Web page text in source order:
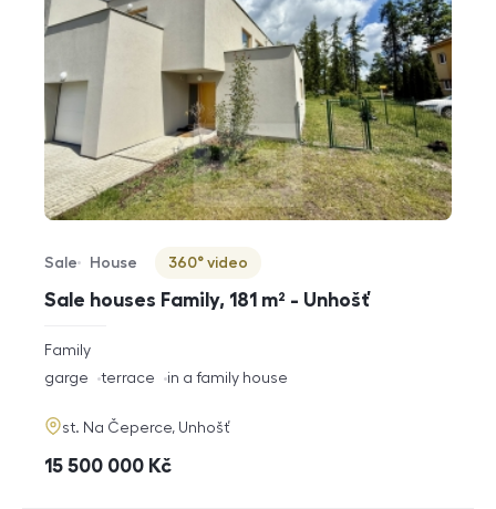
Sale houses Family, 181 m² - Unhošť
Offer type
Sale
Property type
House
Virtuální prohlídka
360° video
rozměry
disposition
Family
funkce
garge terrace in a family house
adresa
st. Na Čeperce, Unhošť
cena
15 500 000 Kč